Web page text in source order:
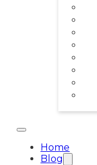
Home
Blog